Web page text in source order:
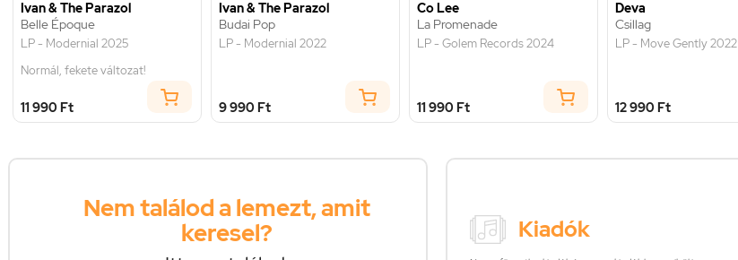
Ivan & The Parazol
Belle Époque
LP - Modernial 2025
Normál, fekete változat!
11 990 Ft
Ivan & The Parazol
Budai Pop
LP - Modernial 2022
9 990 Ft
Co Lee
La Promenade
LP - Golem Records 2024
11 990 Ft
Deva
Csillag
LP - Move Gently 2022
12 990 Ft
Nem találod a lemezt, amit
keresel?
Kiadók